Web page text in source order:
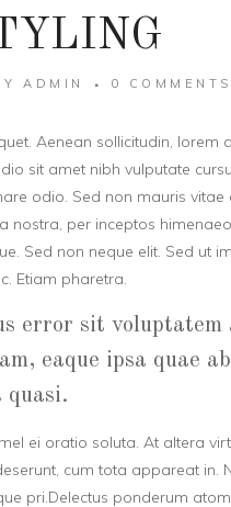
ADMIN 0 COMMENTS
Aenean sollicitudin, lorem
sit amet nibh vulputate
odio. Sed non mauris
per inceptos
Sed non neque elit. Sed ut
Etiam pharetra.
error sit voluptatem
eaque ipsa quae
ei oratio soluta. At altera
cum tota appareat in.
pri.Delectus ponderum